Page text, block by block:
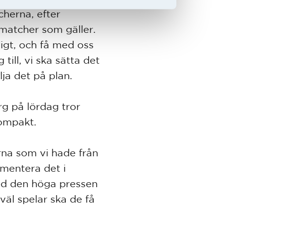
efter
som gäller.
och få med oss
till, vi ska sätta det
det på plan.
på lördag tror
som vi hade från
det i
den höga pressen
spelar ska de få